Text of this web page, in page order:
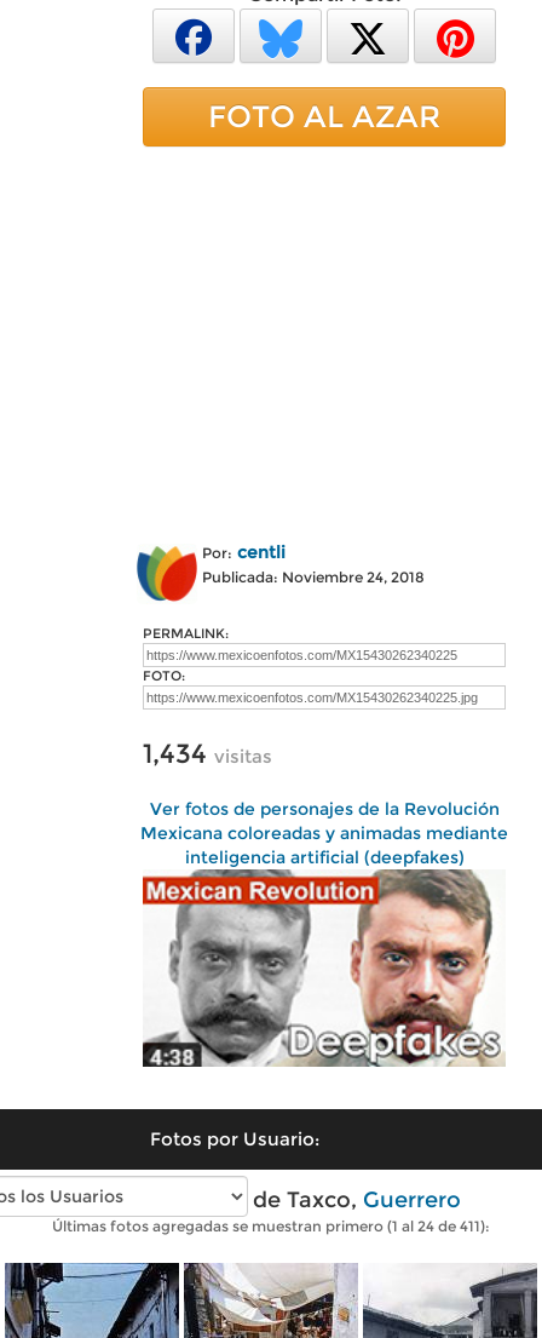
FOTO AL AZAR
Por: centli
Publicada: Noviembre 24, 2018
PERMALINK:
FOTO:
1,434 visitas
Ver fotos de personajes de la Revolución
Mexicana coloreadas y animadas mediante
inteligencia artificial (deepfakes)
Fotos por Usuario:
Fotos antiguas de Taxco, Guerrero
Últimas fotos agregadas se muestran primero (1 al 24 de 411):